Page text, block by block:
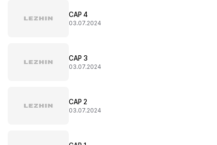
CAP 4
03.07.2024
CAP 3
03.07.2024
CAP 2
03.07.2024